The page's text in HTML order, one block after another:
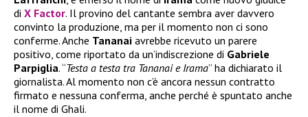
di X Factor. Il provino del cantante sembra aver davvero
convinto la produzione, ma per il momento non ci sono
conferme. Anche Tananai avrebbe ricevuto un parere
positivo, come riportato da un’indiscrezione di Gabriele
Parpiglia. “Testa a testa tra Tananai e Irama” ha dichiarato il
giornalista. Al momento non c’è ancora nessun contratto
firmato e nessuna conferma, anche perché è spuntato anche
il nome di Ghali.